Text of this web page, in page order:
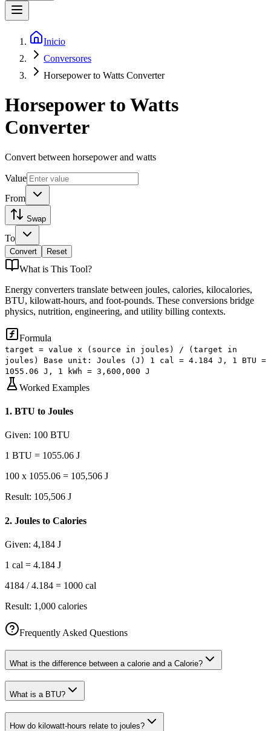
Inicio
Conversores
Horsepower to Watts Converter
Horsepower to Watts
Converter
Convert between horsepower and watts
Value
From
Swap
To
Convert Reset
What is This Tool?
Energy converters translate between joules, calories, kilocalories,
BTU, kilowatt-hours, and foot-pounds. These conversions bridge
physics, nutrition, engineering, and utility billing contexts.
Formula
target = value x (source in joules) / (target in
joules) Base unit: Joules (J) 1 cal = 4.184 J, 1 BTU =
1055.06 J, 1 kWh = 3,600,000 J
Worked Examples
1. BTU to Joules
Given: 100 BTU
1 BTU = 1055.06 J
100 x 1055.06 = 105,506 J
Result: 105,506 J
2. Joules to Calories
Given: 4,184 J
1 cal = 4.184 J
4184 / 4.184 = 1000 cal
Result: 1,000 calories
Frequently Asked Questions
What is the difference between a calorie and a Calorie?
What is a BTU?
How do kilowatt-hours relate to joules?